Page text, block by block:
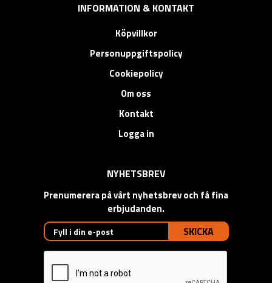
INFORMATION & KONTAKT
Köpvillkor
Personuppgiftspolicy
Cookiepolicy
Om oss
Kontakt
Logga in
NYHETSBREV
Prenumerera på vårt nyhetsbrev och få fina
erbjudanden.
SKICKA